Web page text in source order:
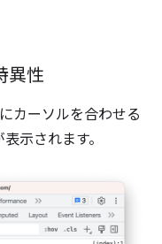
異性
カーソルを合わせる
表示されます。